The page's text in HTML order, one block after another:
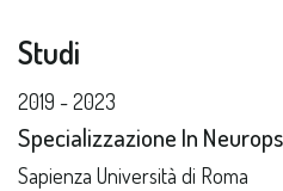
Studi
2019 - 2023
Specializzazione In
Sapienza Università di Roma